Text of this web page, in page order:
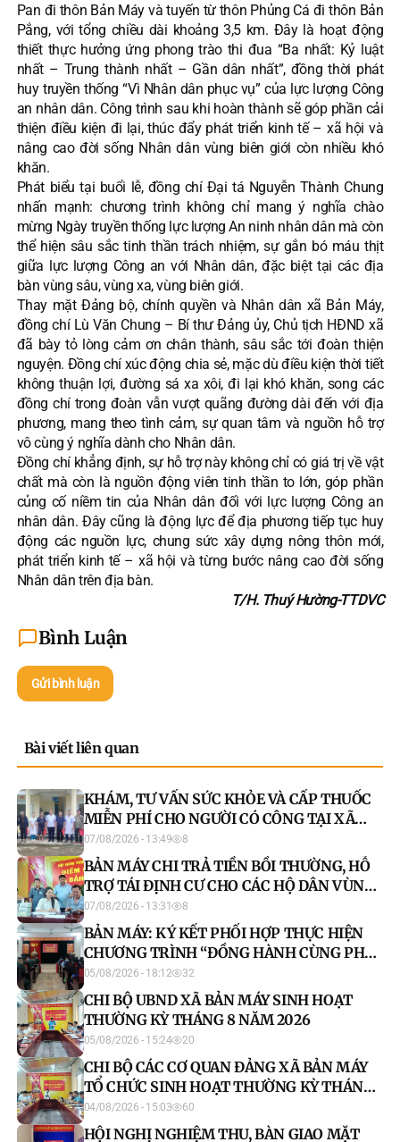
Pan đi thôn Bản Máy và tuyến từ thôn Phủng Cá đi thôn Bản
Pắng, với tổng chiều dài khoảng 3,5 km. Đây là hoạt động
thiết thực hưởng ứng phong trào thi đua “Ba nhất: Kỷ luật
nhất – Trung thành nhất – Gần dân nhất”, đồng thời phát
huy truyền thống “Vì Nhân dân phục vụ” của lực lượng Công
an nhân dân. Công trình sau khi hoàn thành sẽ góp phần cải
thiện điều kiện đi lại, thúc đẩy phát triển kinh tế – xã hội và
nâng cao đời sống Nhân dân vùng biên giới còn nhiều khó
khăn.
Phát biểu tại buổi lễ, đồng chí Đại tá Nguyễn Thành Chung
nhấn mạnh: chương trình không chỉ mang ý nghĩa chào
mừng Ngày truyền thống lực lượng An ninh nhân dân mà còn
thể hiện sâu sắc tinh thần trách nhiệm, sự gắn bó máu thịt
giữa lực lượng Công an với Nhân dân, đặc biệt tại các địa
bàn vùng sâu, vùng xa, vùng biên giới.
Thay mặt Đảng bộ, chính quyền và Nhân dân xã Bản Máy,
đồng chí Lù Văn Chung – Bí thư Đảng ủy, Chủ tịch HĐND xã
đã bày tỏ lòng cảm ơn chân thành, sâu sắc tới đoàn thiện
nguyện. Đồng chí xúc động chia sẻ, mặc dù điều kiện thời tiết
không thuận lợi, đường sá xa xôi, đi lại khó khăn, song các
đồng chí trong đoàn vẫn vượt quãng đường dài đến với địa
phương, mang theo tình cảm, sự quan tâm và nguồn hỗ trợ
vô cùng ý nghĩa dành cho Nhân dân.
Đồng chí khẳng định, sự hỗ trợ này không chỉ có giá trị về vật
chất mà còn là nguồn động viên tinh thần to lớn, góp phần
củng cố niềm tin của Nhân dân đối với lực lượng Công an
nhân dân. Đây cũng là động lực để địa phương tiếp tục huy
động các nguồn lực, chung sức xây dựng nông thôn mới,
phát triển kinh tế – xã hội và từng bước nâng cao đời sống
Nhân dân trên địa bàn.
T/H. Thuý Hường-TTDVC
Bình Luận
Gửi bình luận
Bài viết liên quan
KHÁM, TƯ VẤN SỨC KHỎE VÀ CẤP THUỐC
MIỄN PHÍ CHO NGƯỜI CÓ CÔNG TẠI XÃ
BẢN MÁY
07/08/2026 - 13:49 8
BẢN MÁY CHI TRẢ TIỀN BỒI THƯỜNG, HỖ
TRỢ TÁI ĐỊNH CƯ CHO CÁC HỘ DÂN VÙNG
DỰ ÁN
07/08/2026 - 13:31 8
BẢN MÁY: KÝ KẾT PHỐI HỢP THỰC HIỆN
CHƯƠNG TRÌNH “ĐỒNG HÀNH CÙNG PHỤ
NỮ BIÊN CƯƠNG” GIAI ĐOẠN 2026-2030
05/08/2026 - 18:12 32
CHI BỘ UBND XÃ BẢN MÁY SINH HOẠT
THƯỜNG KỲ THÁNG 8 NĂM 2026
05/08/2026 - 15:24 20
CHI BỘ CÁC CƠ QUAN ĐẢNG XÃ BẢN MÁY
TỔ CHỨC SINH HOẠT THƯỜNG KỲ THÁNG
8 NĂM 2026
04/08/2026 - 15:03 60
HỘI NGHỊ NGHIỆM THU, BÀN GIAO MẶT